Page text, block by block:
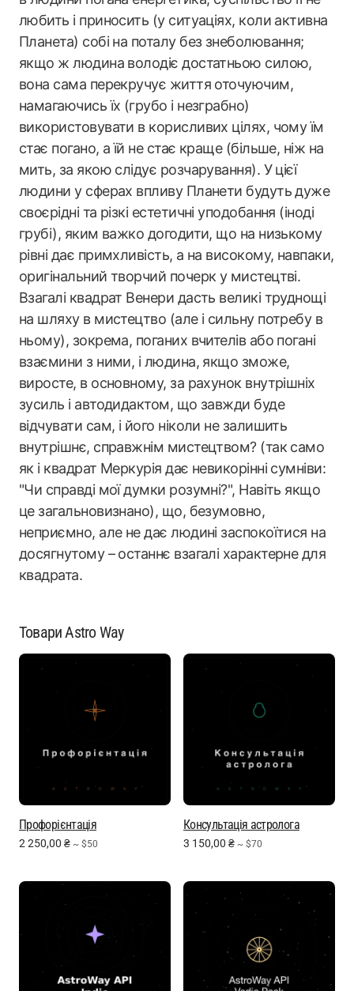
любить і приносить (у ситуаціях, коли активна
Планета) собі на поталу без знеболювання;
якщо ж людина володіє достатньою силою,
вона сама перекручує життя оточуючим,
намагаючись їх (грубо і незграбно)
використовувати в корисливих цілях, чому їм
стає погано, а їй не стає краще (більше, ніж на
мить, за якою слідує розчарування). У цієї
людини у сферах впливу Планети будуть дуже
своєрідні та різкі естетичні уподобання (іноді
грубі), яким важко догодити, що на низькому
рівні дає примхливість, а на високому, навпаки,
оригінальний творчий почерк у мистецтві.
Взагалі квадрат Венери дасть великі труднощі
на шляху в мистецтво (але і сильну потребу в
ньому), зокрема, поганих вчителів або погані
взаємини з ними, і людина, якщо зможе,
виросте, в основному, за рахунок внутрішніх
зусиль і автодидактом, що завжди буде
відчувати сам, і його ніколи не залишить
внутрішнє, справжнім мистецтвом? (так само
як і квадрат Меркурія дає невикорінні сумніви:
"Чи справді мої думки розумні?", Навіть якщо
це загальновизнано), що, безумовно,
неприємно, але не дає людині заспокоїтися на
досягнутому – останнє взагалі характерне для
квадрата.
Товари Astro Way
Профорієнтація
2 250,00 ₴ ~ $50
Консультація астролога
3 150,00 ₴ ~ $70